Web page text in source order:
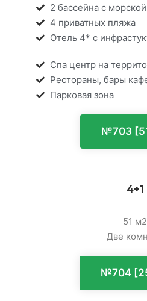
2 бассейна с
4 приватных пляжа
Отель 4* с
Спа центр на
Рестораны, бары
Парковая зона
№703
4+1
51 м2
Две
№704